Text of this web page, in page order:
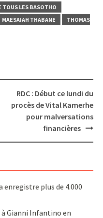
TOUS LES BASOTHO
MAESAIAH THABANE
THOMAS
RDC : Début ce lundi du
procès de Vital Kamerhe
pour malversations
financières
enregistre plus de 4.000
Gianni Infantino en